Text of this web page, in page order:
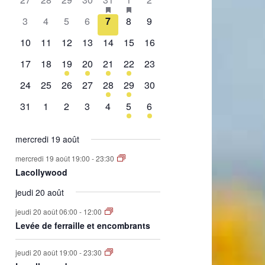
de
Évènements
évènement,évènement,
évènement,évènements,
0
3
0
4
0
évènement,
5
0
évènement,
6
0
évènement,
7
0
8
0
9
0
10
0
11
0
12
0
13
0
14
0
15
0
16
0
évènement,
17
0
évènement,
18
1
évènement,
19
2
évènements,
20
1
évènement,
21
2
évènements,
22
0
23
0
24
0
25
0
évènement,
26
0
évènement,
27
1
évènement,
28
1
évènement,
29
0
30
0
31
0
1
0
2
0
évènement,
3
0
évènement,
4
1
évènement,
5
1
évènement,
6
mercredi 19 août
mercredi 19 août 19:00 -23:30
Lacollywood
jeudi 20 août
jeudi 20 août 06:00 - 12:00
Levée de ferraille et encombrants
jeudi 20 août 19:00 -23:30